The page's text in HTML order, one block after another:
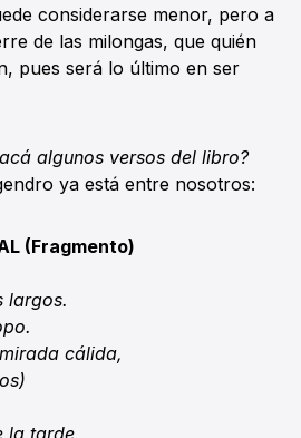
considerarse menor, pero a
de las milongas, que quién
pues será lo último en ser
algunos versos del libro?
ya está entre nosotros:
(Fragmento)
largos.
cálida,
la tarde,